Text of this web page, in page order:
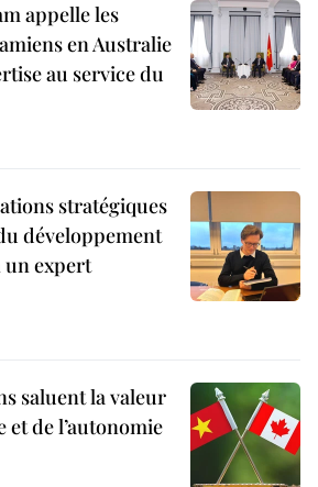
appelle les
en Australie
au service du
stratégiques
développement
un expert
saluent la valeur
et de l’autonomie